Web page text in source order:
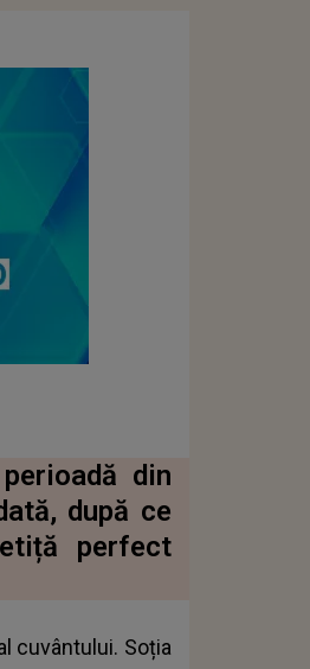
din
după ce
perfect
cuvântului. Soția